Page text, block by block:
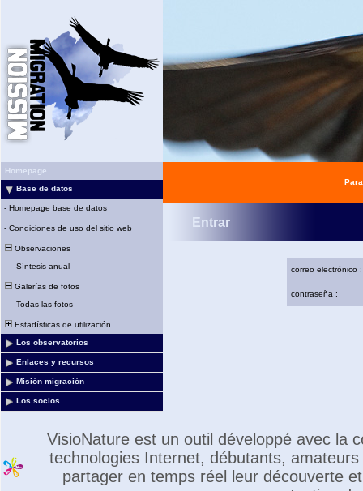
Homepage
Base de datos
- Homepage base de datos
- Condiciones de uso del sitio web
Observaciones
- Síntesis anual
Galerías de fotos
- Todas las fotos
Estadísticas de utilización
Los observatorios
Enlaces y recursos
Misión migración
Los socios
Entrar
correo electrónico :
contraseña :
VisioNature est un outil développé avec la
technologies Internet, débutants,
partager en temps réel leur découverte